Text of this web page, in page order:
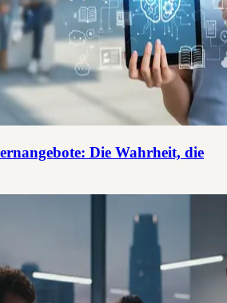
Die Wahrheit, die